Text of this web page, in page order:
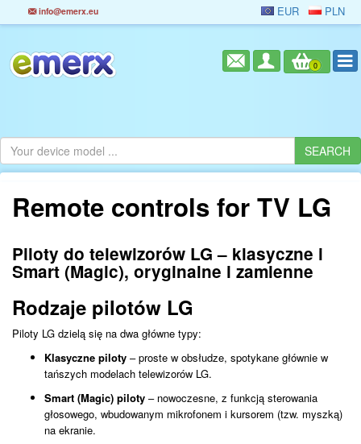
info@emerx.eu EUR PLN
0
Remote controls for TV LG
Piloty do telewizorów LG – klasyczne i
Smart (Magic), oryginalne i zamienne
Rodzaje pilotów LG
Piloty LG dzielą się na dwa główne typy:
Klasyczne piloty – proste w obsłudze, spotykane głównie w
tańszych modelach telewizorów LG.
Smart (Magic) piloty – nowoczesne, z funkcją sterowania
głosowego, wbudowanym mikrofonem i kursorem (tzw. myszką)
na ekranie.